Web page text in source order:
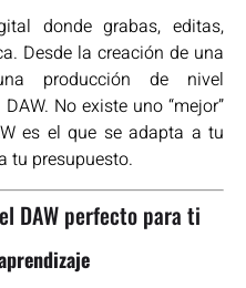
donde grabas, editas,
Desde la creación de una
producción de nivel
No existe uno “mejor”
es el que se adapta a tu
tu presupuesto.
DAW perfecto para ti